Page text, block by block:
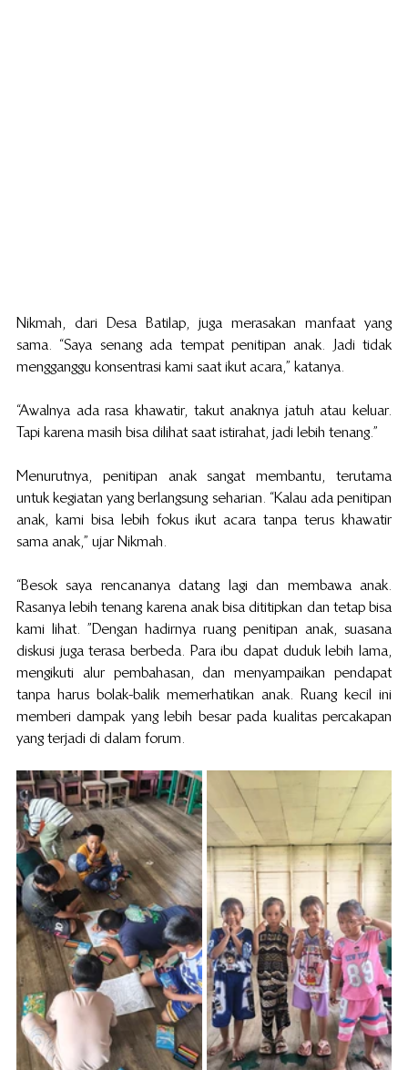
Nikmah, dari Desa Batilap, juga merasakan manfaat yang
sama. “Saya senang ada tempat penitipan anak. Jadi tidak
mengganggu konsentrasi kami saat ikut acara,” katanya.
“Awalnya ada rasa khawatir, takut anaknya jatuh atau keluar.
Tapi karena masih bisa dilihat saat istirahat, jadi lebih tenang.”
Menurutnya, penitipan anak sangat membantu, terutama
untuk kegiatan yang berlangsung seharian. “Kalau ada penitipan
anak, kami bisa lebih fokus ikut acara tanpa terus khawatir
sama anak,” ujar Nikmah.
“Besok saya rencananya datang lagi dan membawa anak.
Rasanya lebih tenang karena anak bisa dititipkan dan tetap bisa
kami lihat. ”Dengan hadirnya ruang penitipan anak, suasana
diskusi juga terasa berbeda. Para ibu dapat duduk lebih lama,
mengikuti alur pembahasan, dan menyampaikan pendapat
tanpa harus bolak-balik memerhatikan anak. Ruang kecil ini
memberi dampak yang lebih besar pada kualitas percakapan
yang terjadi di dalam forum.